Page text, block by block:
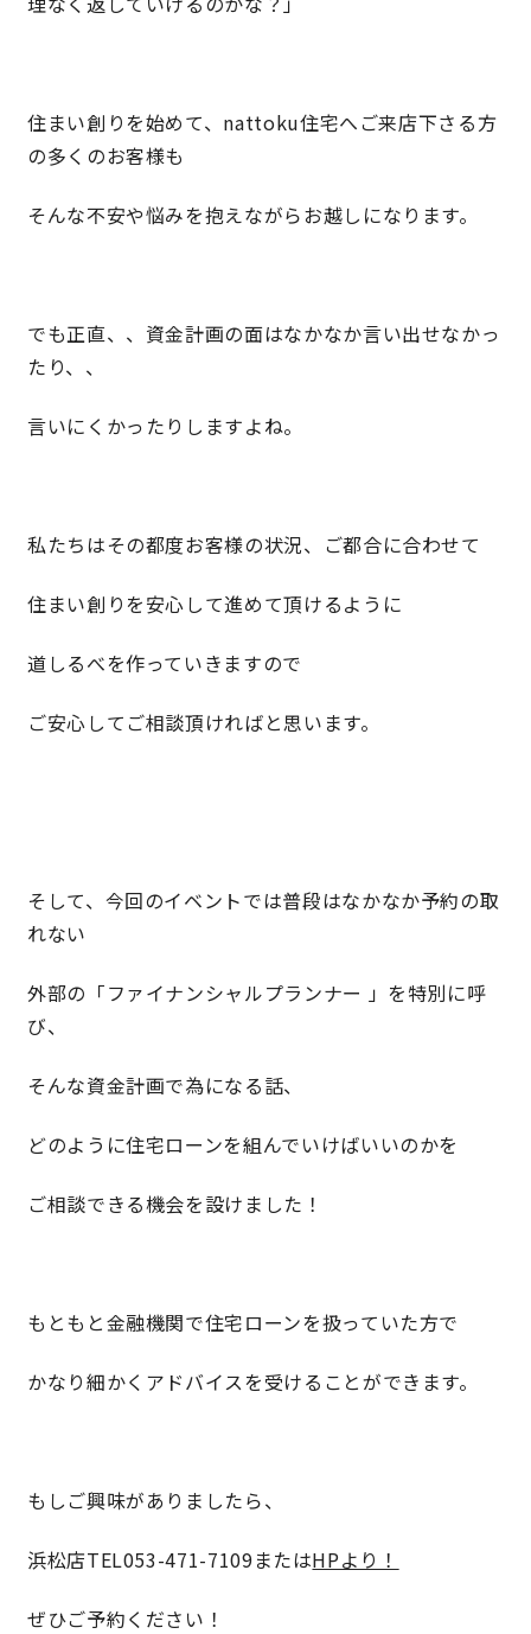
住まい創りを始めて、nattoku住宅へご来店下さる方
の多くのお客様も
そんな不安や悩みを抱えながらお越しになります。
でも正直、、資金計画の面はなかなか言い出せなかっ
たり、、
言いにくかったりしますよね。
私たちはその都度お客様の状況、ご都合に合わせて
住まい創りを安心して進めて頂けるように
道しるべを作っていきますので
ご安心してご相談頂ければと思います。
そして、今回のイベントでは普段はなかなか予約の取
れない
外部の「ファイナンシャルプランナー 」を特別に呼
び、
そんな資金計画で為になる話、
どのように住宅ローンを組んでいけばいいのかを
ご相談できる機会を設けました！
もともと金融機関で住宅ローンを扱っていた方で
かなり細かくアドバイスを受けることができます。
もしご興味がありましたら、
浜松店TEL053-471-7109またはHPより！
ぜひご予約ください！